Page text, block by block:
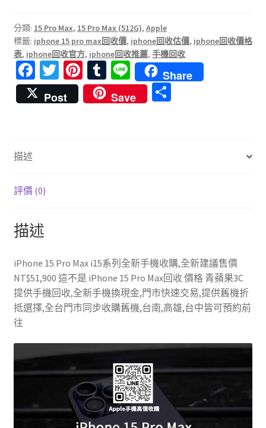
分類: 15 Pro Max, 15 Pro Max (512G), Apple
標籤: iphone 15 pro max回收價, iphone回收估價, iphone回收價格
表, iphone回收官方, iphone回收推薦, 手機回收
Fa
ce
b
T
wi
tt
Pi
nt
er
T
u
m
Li
n
e
Share
Post
Save
分
描述
評價 (0)
描述
iPhone 15 Pro Max i15系列全新手機收購,全新建議售價
NT$51,900 這不是 iPhone 15 Pro Max回收 價格 青蘋果3C
提供手機回收,全新手機換現金,門市快速交易,提供舊機折
抵選擇,全台門市同步收購舊機,台南,高雄,台中皆可預約前
往